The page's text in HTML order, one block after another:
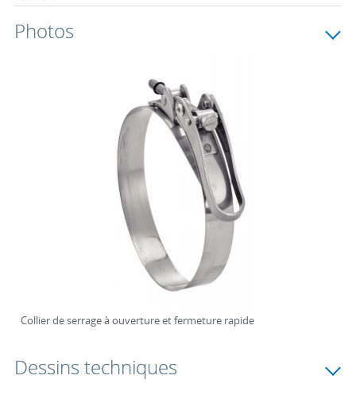
Photos
Collier de serrage à ouverture et fermeture rapide
Dessins techniques